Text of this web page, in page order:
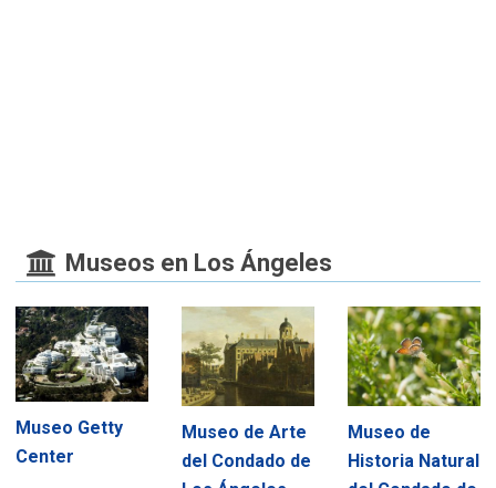
Museos en Los Ángeles
Museo Getty
Center
Museo de Arte
del Condado de
Museo de
Historia Natural